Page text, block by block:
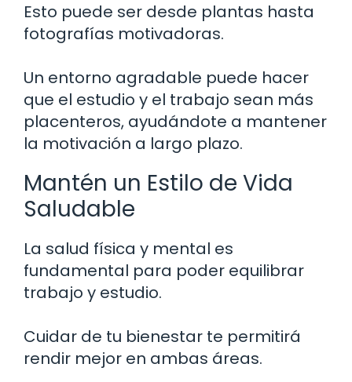
Esto puede ser desde plantas hasta
fotografías motivadoras.
Un entorno agradable puede hacer
que el estudio y el trabajo sean más
placenteros, ayudándote a mantener
la motivación a largo plazo.
Mantén un Estilo de Vida
Saludable
La salud física y mental es
fundamental para poder equilibrar
trabajo y estudio.
Cuidar de tu bienestar te permitirá
rendir mejor en ambas áreas.